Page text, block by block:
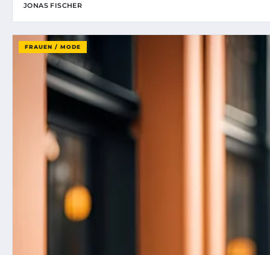
JONAS FISCHER
FRAUEN / MODE